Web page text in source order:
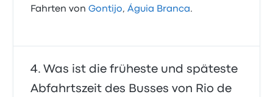
Fahrten vonGontijo,Águia Branca.
Was ist die früheste und späteste
Abfahrtszeit des Busses von Rio de